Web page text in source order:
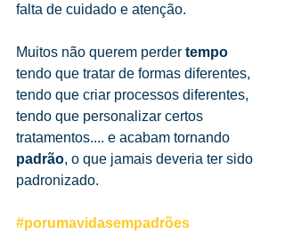
falta de cuidado e atenção.
Muitos não querem perder tempo
tendo que tratar de formas diferentes,
tendo que criar processos diferentes,
tendo que personalizar certos
tratamentos.... e acabam tornando
padrão, o que jamais deveria ter sido
padronizado.
#porumavidasempadrões